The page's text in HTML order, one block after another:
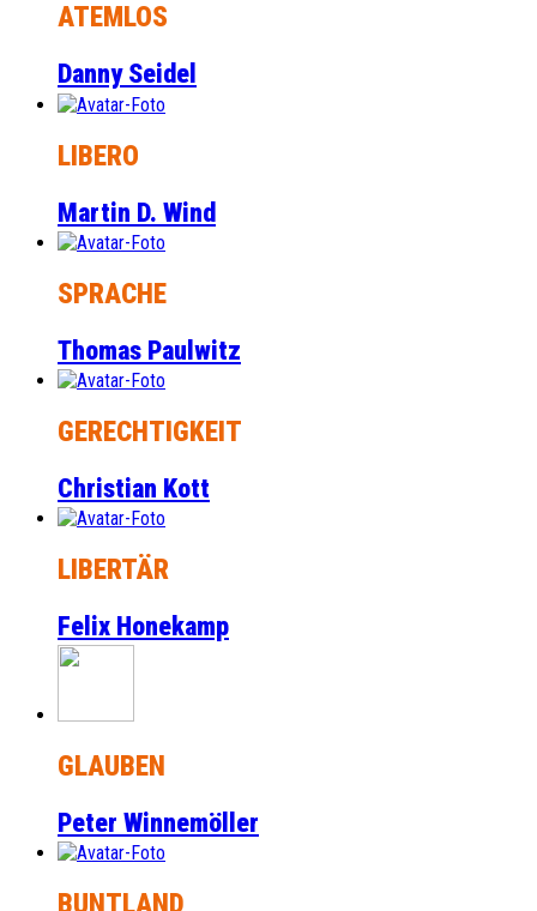
ATEMLOS
Danny Seidel
LIBERO
Martin D. Wind
SPRACHE
Thomas Paulwitz
GERECHTIGKEIT
Christian Kott
LIBERTÄR
Felix Honekamp
GLAUBEN
Peter Winnemöller